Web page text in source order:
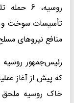
روسیه،
تأسیسات سوخت و
منافع نیروهای
که پیش از آغاز
خاک روسیه ملحق